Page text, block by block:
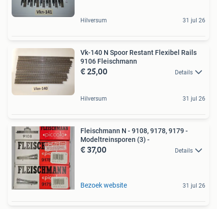
Hilversum 31 jul 26
Vk-140 N Spoor Restant Flexibel Rails
9106 Fleischmann
€ 25,00 Details
Hilversum 31 jul 26
Fleischmann N - 9108, 9178, 9179 -
Modeltreinsporen (3) -
€ 37,00 Details
Bezoek website 31 jul 26